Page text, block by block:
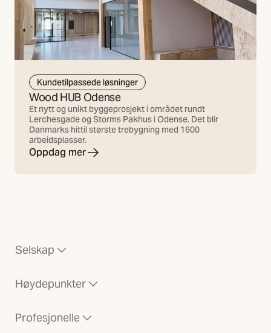
Kundetilpassede løsninger
Wood HUB Odense
Et nytt og unikt byggeprosjekt i området rundt
Lerchesgade og Storms Pakhus i Odense. Det blir
Danmarks hittil største trebygning med 1600
arbeidsplasser.
Oppdag mer
Selskap
Høydepunkter
Profesjonelle